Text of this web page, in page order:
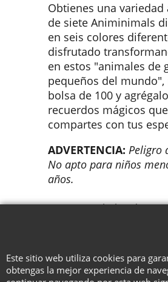
Obtienes una variedad
de siete Animinimals
en seis colores
disfrutado
en estos "animales de
pequeños del mundo",
bolsa de 100 y
recuerdos mágicos que
compartes con tus
ADVERTENCIA: Peligro
No apto para niños
años.
Se entrega bolsa de 100
To create online store ShopFactory
Este sitio web utiliza cookies para
obtengas la mejor experiencia de